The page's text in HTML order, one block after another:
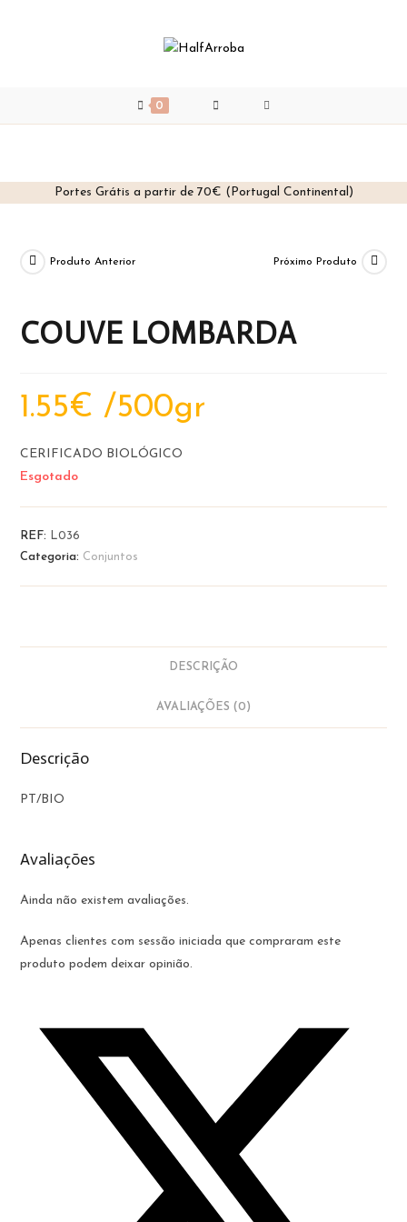
Portes Grátis a partir de 70€ (Portugal Continental)
content
0
Produto Anterior Próximo Produto
COUVE LOMBARDA
1.55€ /500gr
CERIFICADO BIOLÓGICO
Esgotado
REF:
L036
Categoria: Conjuntos
DESCRIÇÃO
AVALIAÇÕES (0)
Descrição
PT/BIO
Avaliações
Ainda não existem avaliações.
Apenas clientes com sessão iniciada que compraram este
produto podem deixar opinião.